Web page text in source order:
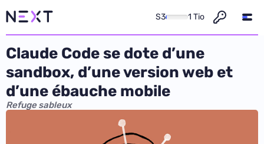
S3 1 Tio
Claude Code se dote d’une
sandbox, d’une version web et
d’une ébauche mobile
Refuge sableux